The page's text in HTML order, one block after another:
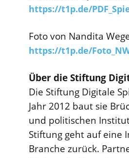
https://t1p.de/
Foto von Nandita
https://t1p.de/
Über die Stiftung
Die Stiftung Digitale
Jahr 2012 baut sie
und politischen
Stiftung geht auf eine
Branche zurück.